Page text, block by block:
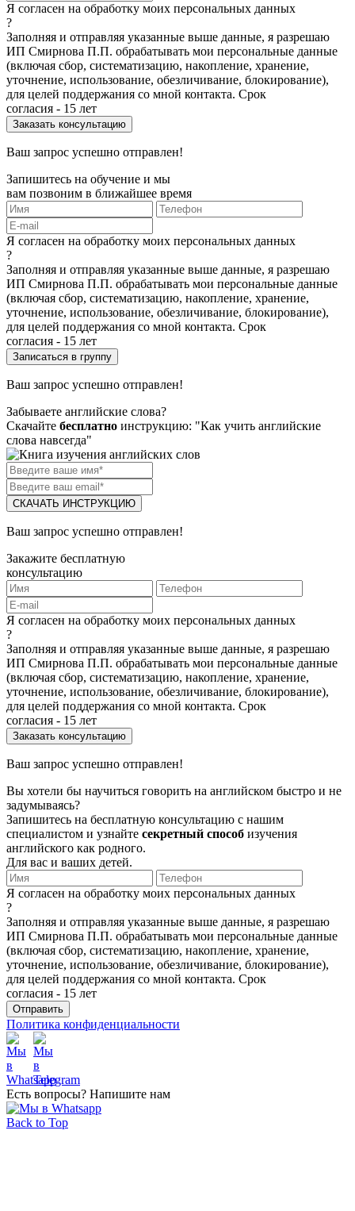
Я согласен на обработку моих персональных данных
?
Заполняя и отправляя указанные выше данные, я разрешаю
ИП Смирнова П.П. обрабатывать мои персональные данные
(включая сбор, систематизацию, накопление, хранение,
уточнение, использование, обезличивание, блокирование),
для целей поддержания со мной контакта. Срок
согласия - 15 лет
Ваш запрос успешно отправлен!
Запишитесь на обучение и мы
вам позвоним в ближайшее время
Я согласен на обработку моих персональных данных
?
Заполняя и отправляя указанные выше данные, я разрешаю
ИП Смирнова П.П. обрабатывать мои персональные данные
(включая сбор, систематизацию, накопление, хранение,
уточнение, использование, обезличивание, блокирование),
для целей поддержания со мной контакта. Срок
согласия - 15 лет
Ваш запрос успешно отправлен!
Забываете английские слова?
Скачайте бесплатно инструкцию: "Как учить английские
слова навсегда"
СКАЧАТЬ ИНСТРУКЦИЮ
Ваш запрос успешно отправлен!
Закажите бесплатную
консультацию
Я согласен на обработку моих персональных данных
?
Заполняя и отправляя указанные выше данные, я разрешаю
ИП Смирнова П.П. обрабатывать мои персональные данные
(включая сбор, систематизацию, накопление, хранение,
уточнение, использование, обезличивание, блокирование),
для целей поддержания со мной контакта. Срок
согласия - 15 лет
Ваш запрос успешно отправлен!
Вы хотели бы научиться говорить на английском быстро и не
задумываясь?
Запишитесь на бесплатную консультацию с нашим
специалистом и узнайте секретный способ изучения
английского как родного.
Для вас и ваших детей.
Я согласен на обработку моих персональных данных
?
Заполняя и отправляя указанные выше данные, я разрешаю
ИП Смирнова П.П. обрабатывать мои персональные данные
(включая сбор, систематизацию, накопление, хранение,
уточнение, использование, обезличивание, блокирование),
для целей поддержания со мной контакта. Срок
согласия - 15 лет
Политика конфиденциальности
Есть вопросы? Напишите нам
Back to Top